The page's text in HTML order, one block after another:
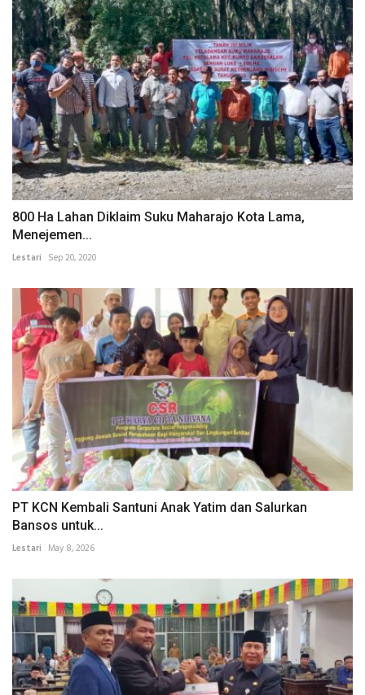
800 Ha Lahan Diklaim Suku Maharajo Kota Lama,
Menejemen...
Lestari Sep 20, 2020
PT KCN Kembali Santuni Anak Yatim dan Salurkan
Bansos untuk...
Lestari May 8, 2026